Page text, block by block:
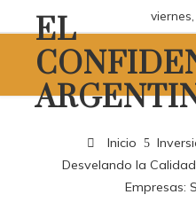
EL
Inicio
Desvelando la
Empresas: